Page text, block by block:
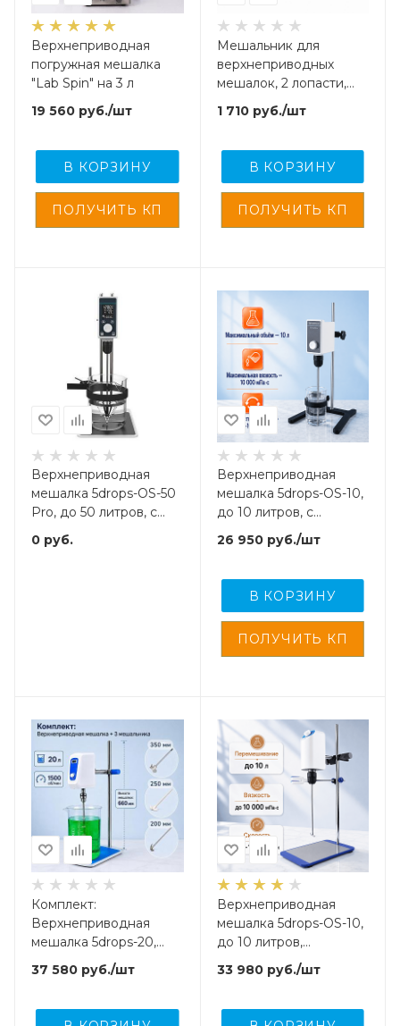
Верхнеприводная
погружная мешалка
"Lab Spin" на 3 л
19 560 руб./шт
В КОРЗИНУ
Мешальник для
верхнеприводных
мешалок, 2 лопасти,
нержавеющая сталь с
фторопластовым
1 710руб./шт
В КОРЗИНУ
Верхнеприводная
мешалка 5drops-OS-50
Pro, до 50 литров, с
фиксатором посуды,
максимальная вязкость
0 руб.
Верхнеприводная
мешалка 5drops-OS-10,
до 10 литров, с
фиксатором посуды,
максимальная вязкость
26 950руб./шт
В КОРЗИНУ
Комплект:
Верхнеприводная
мешалка 5drops-20,
200 Ватт, до 20 литров,
цифровой дисплей +
37 580 руб./шт
Верхнеприводная
мешалка 5drops-OS-10,
до 10 литров,
максимальная вязкость
10000 Мпа
33 980руб./шт